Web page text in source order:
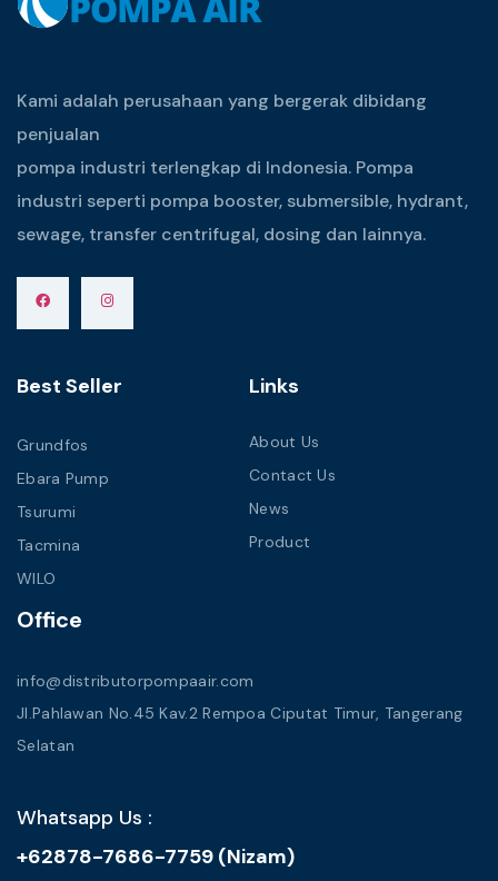
Kami adalah perusahaan yang bergerak dibidang
penjualan
pompa industri terlengkap di Indonesia. Pompa
industri seperti pompa booster, submersible, hydrant,
sewage, transfer centrifugal, dosing dan lainnya.
Best Seller
Grundfos
Ebara Pump
Tsurumi
Tacmina
WILO
Links
About Us
Contact Us
News
Product
Office
info@distributorpompaair.com
Jl.Pahlawan No.45 Kav.2 Rempoa Ciputat Timur, Tangerang
Selatan
Whatsapp Us :
+62878-7686-7759 (Nizam)